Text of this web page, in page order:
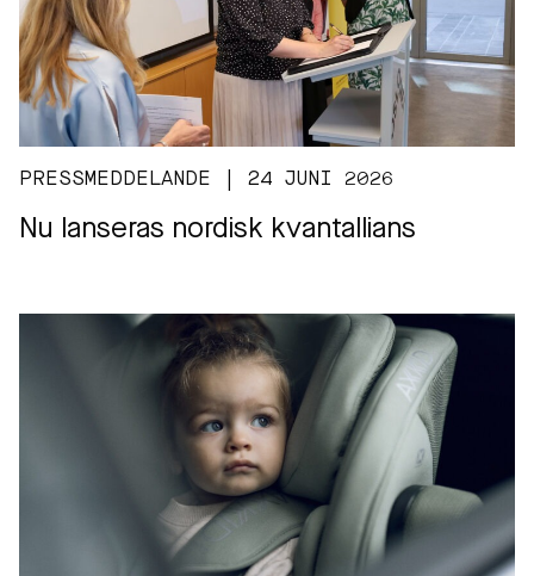
PRESSMEDDELANDE | 24 JUNI 2026
Nu lanseras nordisk kvantallians